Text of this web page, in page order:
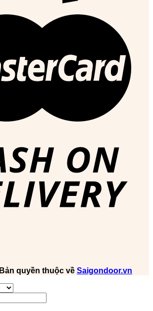
Bản quyền thuộc về Saigondoor.vn